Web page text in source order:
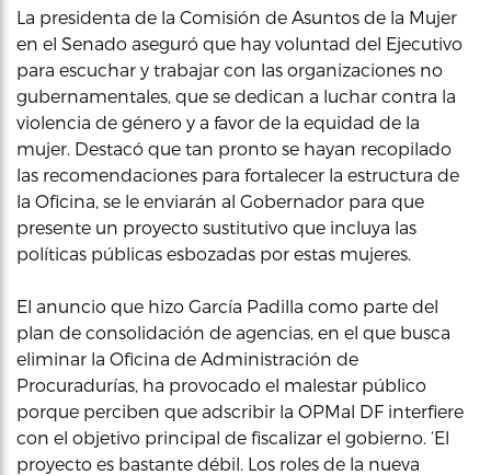
La presidenta de la Comisión de Asuntos de la Mujer
en el Senado aseguró que hay voluntad del Ejecutivo
para escuchar y trabajar con las organizaciones no
gubernamentales, que se dedican a luchar contra la
violencia de género y a favor de la equidad de la
mujer. Destacó que tan pronto se hayan recopilado
las recomendaciones para fortalecer la estructura de
la Oficina, se le enviarán al Gobernador para que
presente un proyecto sustitutivo que incluya las
políticas públicas esbozadas por estas mujeres.
El anuncio que hizo García Padilla como parte del
plan de consolidación de agencias, en el que busca
eliminar la Oficina de Administración de
Procuradurías, ha provocado el malestar público
porque perciben que adscribir la OPMal DF interfiere
con el objetivo principal de fiscalizar el gobierno. ‘El
proyecto es bastante débil. Los roles de la nueva